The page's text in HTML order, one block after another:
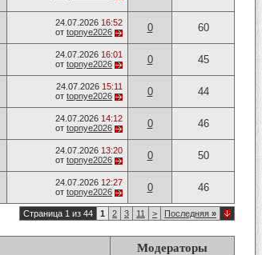
24.07.2026 16:52
от topnye2026 0 60
24.07.2026 16:01
от topnye2026 0 45
24.07.2026 15:11
от topnye2026 0 44
24.07.2026 14:12
от topnye2026 0 46
24.07.2026 13:20
от topnye2026 0 50
24.07.2026 12:27
от topnye2026 0 46
Страница 1 из 44 1 2 3 11 > Последняя »
Модераторы